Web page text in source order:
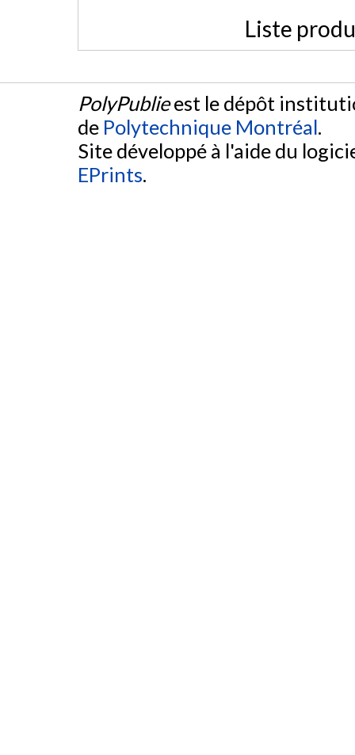
Liste
PolyPublieest le dépôt
de Polytechnique Montréal.
Site développé à l'aide du
EPrints.